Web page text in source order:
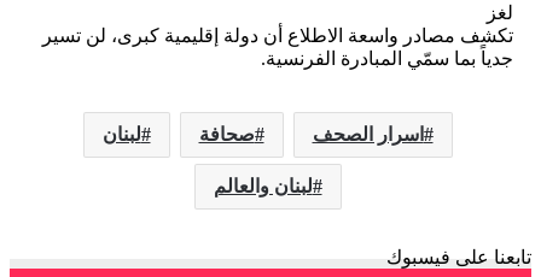
لغز
تكشف مصادر واسعة الاطلاع أن دولة إقليمية كبرى، لن تسير
جدياً بما سمّي المبادرة الفرنسية.
اسرار الصحف صحافة لبنان
لبنان والعالم
تابعنا على فيسبوك